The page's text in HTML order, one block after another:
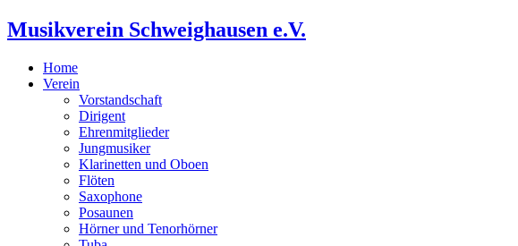
Musikverein Schweighausen e.V.
Home
Verein
Vorstandschaft
Dirigent
Ehrenmitglieder
Jungmusiker
Klarinetten und Oboen
Flöten
Saxophone
Posaunen
Hörner und Tenorhörner